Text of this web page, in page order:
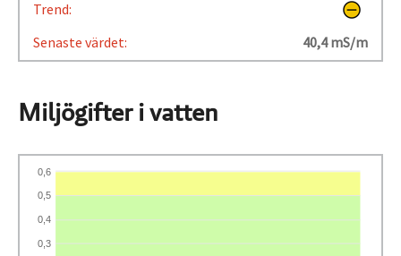
Trend:
Senaste värdet:
40,4 mS/m
Miljögifter i vatten
0,3
0,4
0,5
0,6